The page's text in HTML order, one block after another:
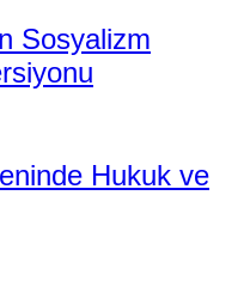
Sosyalizm
Hukuk ve